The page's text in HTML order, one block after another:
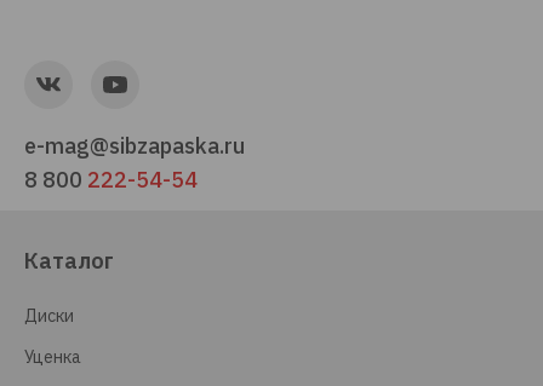
e-mag@sibzapaska.ru
8 800 222-54-54
Каталог
Диски
Уценка